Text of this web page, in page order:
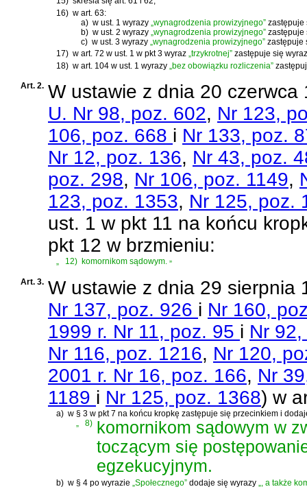
16) w art. 63:
a) w ust. 1 wyrazy „wynagrodzenia prowizyjnego” zastępuje
b) w ust. 2 wyrazy „wynagrodzenia prowizyjnego” zastępuje
c) w ust. 3 wyrazy „wynagrodzenia prowizyjnego” zastępuje
17) w art. 72 w ust. 1 w pkt 3 wyraz „trzykrotnej” zastępuje się
18) w art. 104 w ust. 1 wyrazy „bez obowiązku rozliczenia”
Art. 2. W ustawie z dnia 20
U. Nr 98, poz. 602, Nr 123,
106, poz. 668 i Nr 133, poz.
Nr 12, poz. 136, Nr 43, poz.
poz. 298, Nr 106, poz. 1149,
123, poz. 1353, Nr 125, poz.
ust. 1 w pkt 11 na końcu
pkt 12 w brzmieniu:
„ 12) komornikom sądowym. ”
Art. 3. W ustawie z dnia 29 sierpnia
Nr 137, poz. 926 i Nr 160,
1999 r. Nr 11, poz. 95 i Nr
Nr 116, poz. 1216, Nr 120,
2001 r. Nr 16, poz. 166, Nr
1189 i Nr 125, poz. 1368) w
a) w § 3 w pkt 7 na końcu kropkę zastępuje się przecinkiem i
„
8) komornikom sądowym w
toczącym się
egzekucyjnym.
b) w § 4 po wyrazie „Społecznego” dodaje się wyrazy „, a także